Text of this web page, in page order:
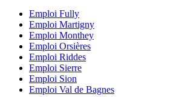
Emploi Fully
Emploi Martigny
Emploi Monthey
Emploi Orsières
Emploi Riddes
Emploi Sierre
Emploi Sion
Emploi Val de Bagnes